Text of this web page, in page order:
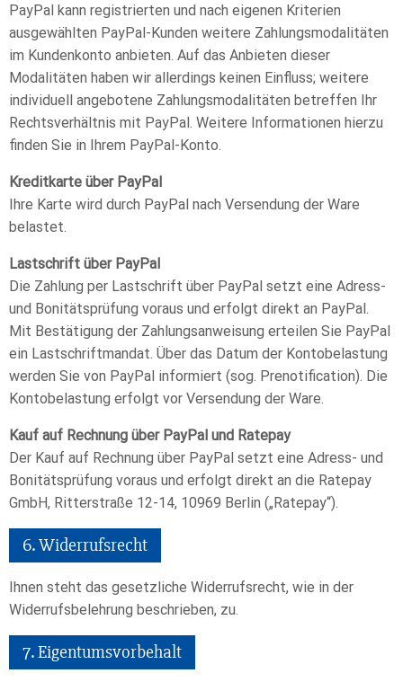
PayPal kann registrierten und nach eigenen Kriterien
ausgewählten PayPal-Kunden weitere Zahlungsmodalitäten
im Kundenkonto anbieten. Auf das Anbieten dieser
Modalitäten haben wir allerdings keinen Einfluss; weitere
individuell angebotene Zahlungsmodalitäten betreffen Ihr
Rechtsverhältnis mit PayPal. Weitere Informationen hierzu
finden Sie in Ihrem PayPal-Konto.
Kreditkarte über PayPal
Ihre Karte wird durch PayPal nach Versendung der Ware
belastet.
Lastschrift über PayPal
Die Zahlung per Lastschrift über PayPal setzt eine Adress-
und Bonitätsprüfung voraus und erfolgt direkt an PayPal.
Mit Bestätigung der Zahlungsanweisung erteilen Sie PayPal
ein Lastschriftmandat. Über das Datum der Kontobelastung
werden Sie von PayPal informiert (sog. Prenotification). Die
Kontobelastung erfolgt vor Versendung der Ware.
Kauf auf Rechnung über PayPal und Ratepay
Der Kauf auf Rechnung über PayPal setzt eine Adress- und
Bonitätsprüfung voraus und erfolgt direkt an die Ratepay
GmbH, Ritterstraße 12-14, 10969 Berlin („Ratepay“).
6. Widerrufsrecht
Ihnen steht das gesetzliche Widerrufsrecht, wie in der
Widerrufsbelehrung beschrieben, zu.
7. Eigentumsvorbehalt​​​​​​​